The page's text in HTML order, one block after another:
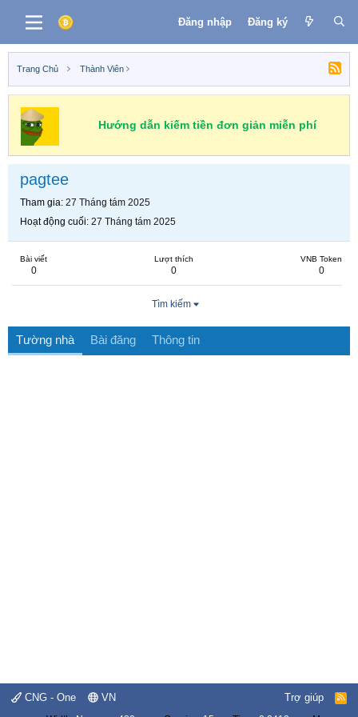
Đăng nhập Đăng ký
Trang Chủ Thành Viên
Hướng dẫn kiếm tiền đơn giản miễn phí
pagtee
Tham gia 27 Tháng tám 2025
Hoạt động cuối 27 Tháng tám 2025
Bài viết
0
Lượt thích
0
VNB Token
0
Tìm kiếm
Tường nhà Bài đăng Thông tin
CNG - One VN Trợ giúp
R